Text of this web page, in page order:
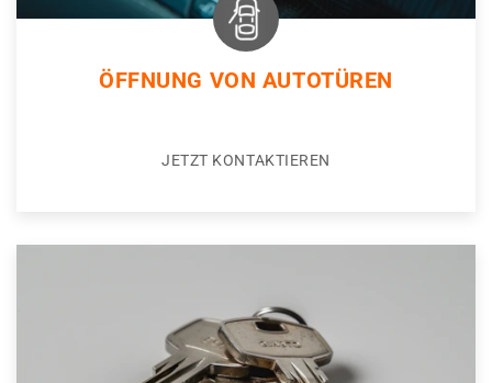
ÖFFNUNG VON AUTOTÜREN
JETZT KONTAKTIEREN